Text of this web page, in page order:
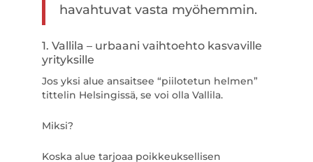
havahtuvat vasta myöhemmin.
1. Vallila – urbaani vaihtoehto kasvaville
yrityksille
Jos yksi alue ansaitsee “piilotetun helmen”
tittelin Helsingissä, se voi olla Vallila.
Miksi?
Koska alue tarjoaa poikkeuksellisen